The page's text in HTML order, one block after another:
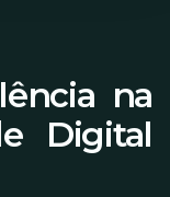
na
Digital